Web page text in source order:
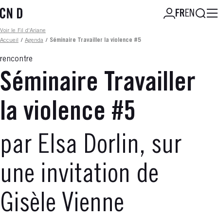
au
principal
FREN
Fil d'ariane
Voir le Fil d'Ariane
Accueil
/ Agenda / Séminaire Travailler la violence #5
rencontre
Séminaire Travailler
la violence #5
par Elsa Dorlin, sur
une invitation de
Gisèle Vienne